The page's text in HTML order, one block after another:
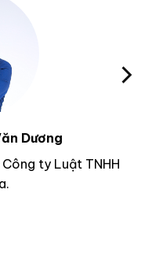
Dương
ty Luật TNHH